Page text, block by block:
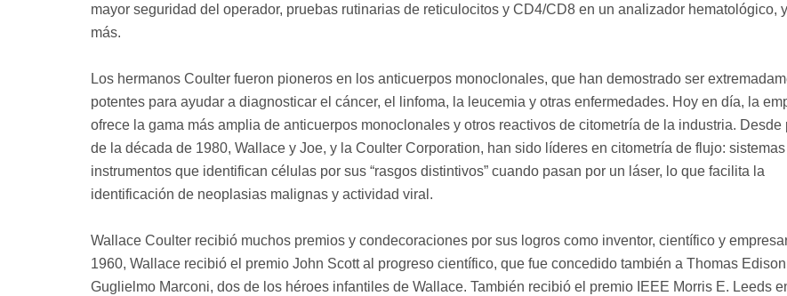
mayor seguridad del operador, pruebas rutinarias de reticulocitos y CD4/CD8 en un analizador hematológico,
más.
Los hermanos Coulter fueron pioneros en los anticuerpos monoclonales, que han demostrado ser
potentes para ayudar a diagnosticar el cáncer, el linfoma, la leucemia y otras enfermedades. Hoy en día, la
ofrece la gama más amplia de anticuerpos monoclonales y otros reactivos de citometría de la industria. Desde
de la década de 1980, Wallace y Joe, y la Coulter Corporation, han sido líderes en citometría de flujo:
instrumentos que identifican células por sus “rasgos distintivos” cuando pasan por un láser, lo que facilita la
identificación de neoplasias malignas y actividad viral.
Wallace Coulter recibió muchos premios y condecoraciones por sus logros como inventor, científico y
1960, Wallace recibió el premio John Scott al progreso científico, que fue concedido también a Thomas
Guglielmo Marconi, dos de los héroes infantiles de Wallace. También recibió el premio IEEE Morris E. Leeds